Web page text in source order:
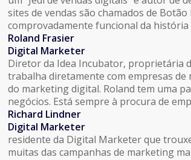
sites de vendas são chamados de
comprovadamente funcional da
Roland Frasier
Digital Marketer
Diretor da Idea Incubator, proprietária
trabalha diretamente com empresas
do marketing digital. Roland tem uma
negócios. Está sempre à procura de
Richard Lindner
Digital Marketer
residente da Digital Marketer que
muitas das campanhas de marketing